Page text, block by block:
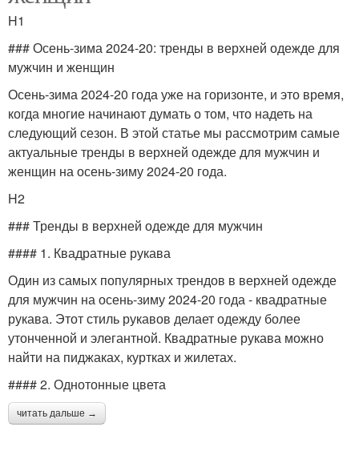
H1
### Осень-зима 2024-20: тренды в верхней одежде для
мужчин и женщин
Осень-зима 2024-20 года уже на горизонте, и это время,
когда многие начинают думать о том, что надеть на
следующий сезон. В этой статье мы рассмотрим самые
актуальные тренды в верхней одежде для мужчин и
женщин на осень-зиму 2024-20 года.
H2
### Тренды в верхней одежде для мужчин
#### 1. Квадратные рукава
Один из самых популярных трендов в верхней одежде
для мужчин на осень-зиму 2024-20 года - квадратные
рукава. Этот стиль рукавов делает одежду более
утонченной и элегантной. Квадратные рукава можно
найти на пиджаках, куртках и жилетах.
#### 2. Однотонные цвета
читать дальше →